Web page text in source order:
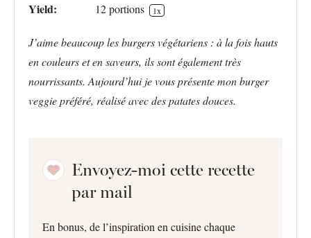
Yield: 12portions 1x
J’aime beaucoup les burgers végétariens : à la fois hauts
en couleurs et en saveurs, ils sont également très
nourrissants. Aujourd’hui je vous présente mon burger
veggie préféré, réalisé avec des patates douces.
Envoyez-moi cette recette
par mail
En bonus, de l’inspiration en cuisine chaque